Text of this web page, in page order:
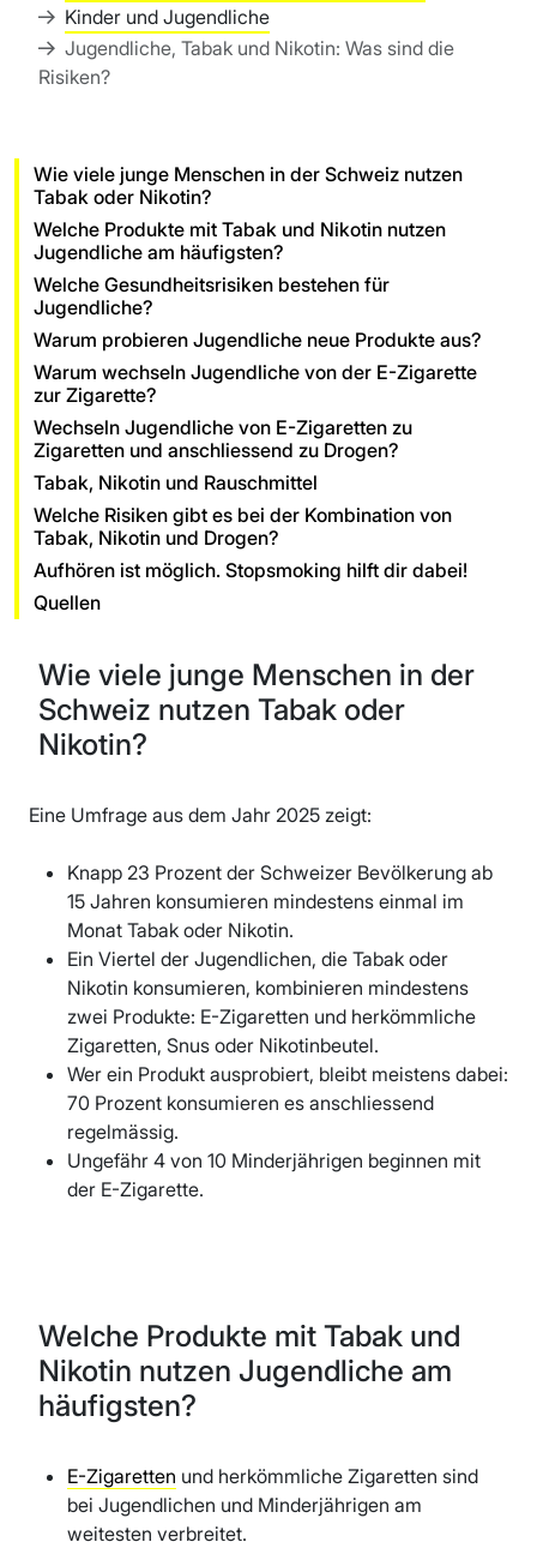
Kinder und Jugendliche
Jugendliche, Tabak und Nikotin: Was sind die
Risiken?
Wie viele junge Menschen in der Schweiz nutzen
Tabak oder Nikotin?
Welche Produkte mit Tabak und Nikotin nutzen
Jugendliche am häufigsten?
Welche Gesundheitsrisiken bestehen für
Jugendliche?
Warum probieren Jugendliche neue Produkte aus?
Warum wechseln Jugendliche von der E-Zigarette
zur Zigarette?
Wechseln Jugendliche von E-Zigaretten zu
Zigaretten und anschliessend zu Drogen?
Tabak, Nikotin und Rauschmittel
Welche Risiken gibt es bei der Kombination von
Tabak, Nikotin und Drogen?
Aufhören ist möglich. Stopsmoking hilft dir dabei!
Quellen
Wie viele junge Menschen in der
Schweiz nutzen Tabak oder
Nikotin?
Eine Umfrage aus dem Jahr 2025 zeigt:
Knapp 23 Prozent der Schweizer Bevölkerung ab
15 Jahren konsumieren mindestens einmal im
Monat Tabak oder Nikotin.
Ein Viertel der Jugendlichen, die Tabak oder
Nikotin konsumieren, kombinieren mindestens
zwei Produkte: E-Zigaretten und herkömmliche
Zigaretten, Snus oder Nikotinbeutel.
Wer ein Produkt ausprobiert, bleibt meistens dabei:
70 Prozent konsumieren es anschliessend
regelmässig.
Ungefähr 4 von 10 Minderjährigen beginnen mit
der E-Zigarette.
Welche Produkte mit Tabak und
Nikotin nutzen Jugendliche am
häufigsten?
E-Zigaretten und herkömmliche Zigaretten sind
bei Jugendlichen und Minderjährigen am
weitesten verbreitet.